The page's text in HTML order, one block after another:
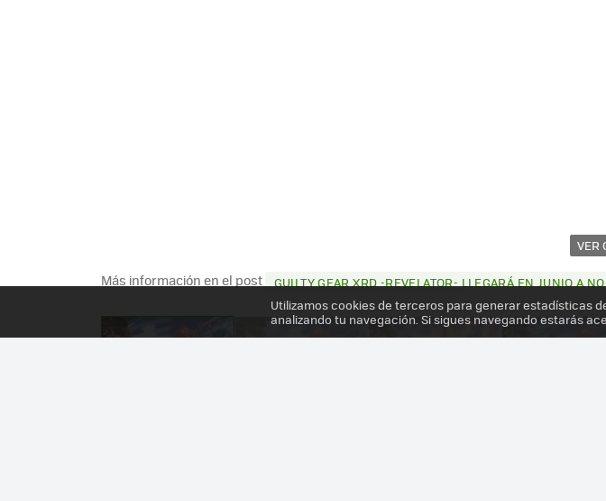
VER
Más información en el post GUILTY GEAR XRD -REVELATOR- LLEGARÁ EN JUNIO A
Utilizamos cookies de terceros para generar estadísticas
analizando tu navegación. Si sigues navegando estarás